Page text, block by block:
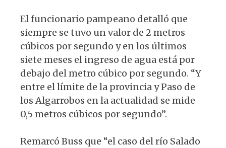
El funcionario pampeano detalló que
siempre se tuvo un valor de 2 metros
cúbicos por segundo y en los últimos
siete meses el ingreso de agua está por
debajo del metro cúbico por segundo. “Y
entre el límite de la provincia y Paso de
los Algarrobos en la actualidad se mide
0,5 metros cúbicos por segundo”.
Remarcó Buss que “el caso del río Salado